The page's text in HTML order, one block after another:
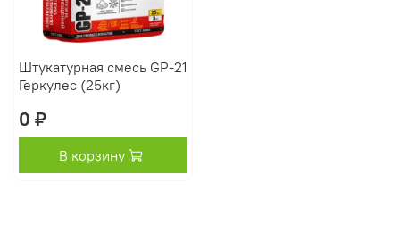
Штукатурная смесь GP-21
Геркулес (25кг)
0 ₽
В корзину